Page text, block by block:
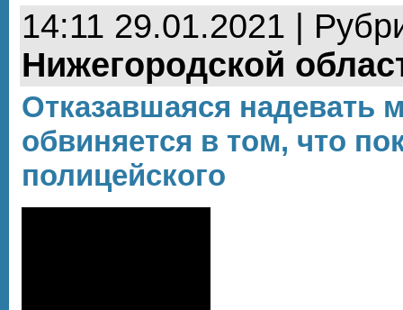
14:11 29.01.2021 |
Нижегородской
Отказавшаяся надевать
обвиняется в том, что
полицейского